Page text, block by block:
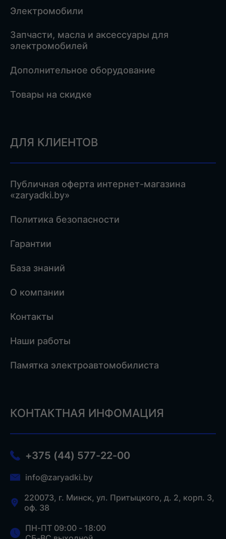
Электромобили
Запчасти, масла и аксессуары для
электромобилей
Дополнительное оборудование
Товары на скидке
ДЛЯ КЛИЕНТОВ
Публичная оферта интернет-магазина
«zaryadki.by»
Политика безопасности
Гарантии
База знаний
О компании
Контакты
Наши работы
Памятка электроавтомобилиста
КОНТАКТНАЯ ИНФОМАЦИЯ
+375 (44) 577-22-00
info@zaryadki.by
220073, г. Минск, ул. Притыцкого, д. 2, корп. 3,
оф. 38
ПН-ПТ 09:00 - 18:00